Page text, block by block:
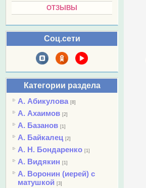
ОТЗЫВЫ
Соц.сети
Категории раздела
А. Абикулова [8]
А. Ахаимов [2]
А. Базанов [1]
А. Байкалец [2]
А. Н. Бондаренко [1]
А. Видякин [1]
А. Воронин (иерей) с
матушкой [3]